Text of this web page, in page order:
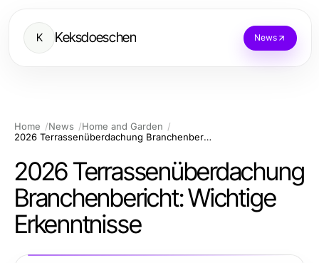
K Keksdoeschen News
Home News
Home and Garden
2026 Terrassenüberdachung Branchenbericht: Wichtige Erkenntnisse
2026 Terrassenüberdachung
Branchenbericht: Wichtige
Erkenntnisse